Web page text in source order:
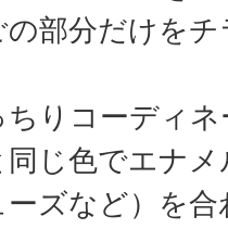
の部分だけを
ちりコーディ
同じ色でエナ
ーズなど）を